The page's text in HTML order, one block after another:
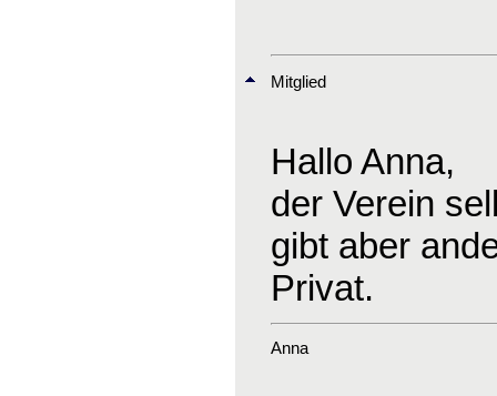
Mitglied
Hallo Anna,
der Verein
gibt aber
Privat.
Anna